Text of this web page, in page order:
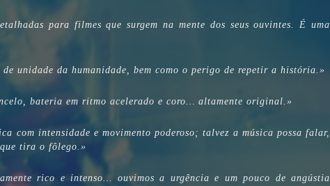
para filmes que surgem na mente dos seus ouvintes. É uma
unidade da humanidade, bem como o perigo de repetir a história.»
bateria em ritmo acelerado e coro… altamente original.»
com intensidade e movimento poderoso; talvez a música possa falar,
tira o fôlego.»
rico e intenso… ouvimos a urgência e um pouco de angústia